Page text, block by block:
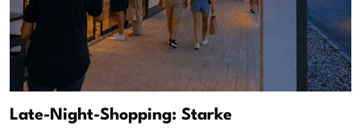
Late-Night-Shopping: Starke